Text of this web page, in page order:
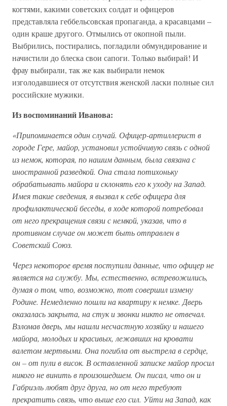
когтями, какими советских солдат и офицеров
представляла геббельсовская пропаганда, а красавцами –
один краше другого. Отмылись от окопной пыли.
Выбрились, постирались, погладили обмундирование и
начистили до блеска свои сапоги. Только выбирай! И
фрау выбирали, так же как выбирали немок
изголодавшиеся от отсутствия женской ласки полные сил
российские мужики.
Из воспоминаний Иванова:
«Припоминается один случай. Офицер-артиллерист в
городе Гере, майор, установил устойчивую связь с одной
из немок, которая, по нашим данным, была связана с
иностранной разведкой. Она стала потихоньку
обрабатывать майора и склонять его к уходу на Запад.
Имея такие сведения, я вызвал к себе офицера для
профилактической беседы, в ходе которой потребовал
от него прекращения связи с немкой, указав, что в
противном случае он может быть отправлен в
Советский Союз.
Через некоторое время поступили данные, что офицер не
является на службу. Мы, естественно, встревожились,
думая о том, что, возможно, тот совершил измену
Родине. Немедленно пошли на квартиру к немке. Дверь
оказалась закрыта, на стук и звонки никто не отвечал.
Взломав дверь, мы нашли несчастную хозяйку и нашего
майора, молодых и красивых, лежавших на кровати
валетом мертвыми. Она погибла от выстрела в сердце,
он – от пули в висок. В оставленной записке майор просил
никого не винить в произошедшем. Он писал, что он и
Габриэль любят друг друга, но от него требуют
прекратить связь, что выше его сил. Уйти на Запад, как